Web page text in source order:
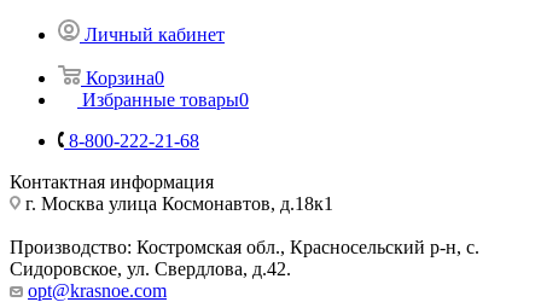
Личный кабинет
Корзина0
Избранные товары0
8-800-222-21-68
Контактная информация
г. Москва улица Космонавтов, д.18к1
Производство: Костромская обл., Красносельский р-н, с.
Сидоровское, ул. Свердлова, д.42.
opt@krasnoe.com